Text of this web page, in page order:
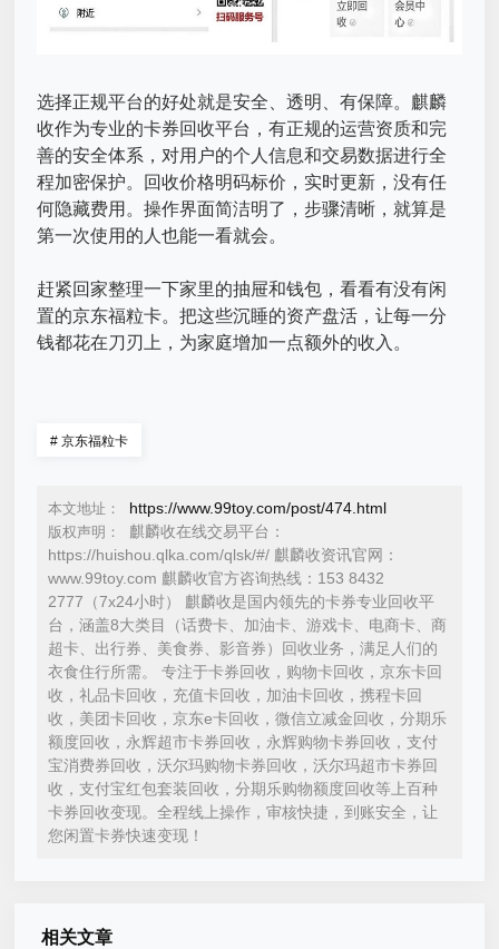
选择正规平台的好处就是安全、透明、有保障。麒麟
收作为专业的卡券回收平台，有正规的运营资质和完
善的安全体系，对用户的个人信息和交易数据进行全
程加密保护。回收价格明码标价，实时更新，没有任
何隐藏费用。操作界面简洁明了，步骤清晰，就算是
第一次使用的人也能一看就会。
赶紧回家整理一下家里的抽屉和钱包，看看有没有闲
置的京东福粒卡。把这些沉睡的资产盘活，让每一分
钱都花在刀刃上，为家庭增加一点额外的收入。
# 京东福粒卡
本文地址： https://www.99toy.com/post/474.html
版权声明：
麒麟收在线交易平台：
https://huishou.qlka.com/qlsk/#/ 麒麟收资讯官网：
www.99toy.com 麒麟收官方咨询热线：153 8432
2777（7x24小时） 麒麟收是国内领先的卡券专业回收平
台，涵盖8大类目（话费卡、加油卡、游戏卡、电商卡、商
超卡、出行券、美食券、影音券）回收业务，满足人们的
衣食住行所需。 专注于卡券回收，购物卡回收，京东卡回
收，礼品卡回收，充值卡回收，加油卡回收，携程卡回
收，美团卡回收，京东e卡回收，微信立减金回收，分期乐
额度回收，永辉超市卡券回收，永辉购物卡券回收，支付
宝消费券回收，沃尔玛购物卡券回收，沃尔玛超市卡券回
收，支付宝红包套装回收，分期乐购物额度回收等上百种
卡券回收变现。全程线上操作，审核快捷，到账安全，让
您闲置卡券快速变现！
相关文章